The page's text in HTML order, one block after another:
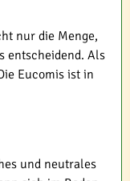
nur die Menge,
entscheidend. Als
Eucomis ist in
und neutrales